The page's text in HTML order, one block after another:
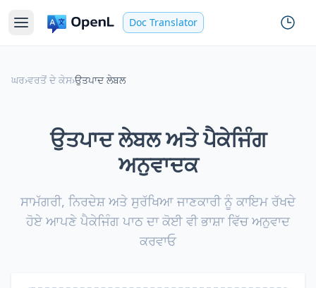
Doc Translator
ਘਰ›ਵਰਤੋਂ ਦੇ ਕੇਸ›ਉਤਪਾਦ ਲੇਬਲ
ਉਤਪਾਦ ਲੇਬਲ ਅਤੇ ਪੈਕੇਜਿੰਗ
ਅਨੁਵਾਦਕ
ਸਾਮੱਗਰੀ, ਨਿਰਦੇਸ਼ ਅਤੇ ਸੁਰੱਖਿਆ ਜਾਣਕਾਰੀ ਨੂੰ ਕਾਇਮ ਰੱਖਦੇ
ਹੋਏ ਆਪਣੇ ਪੈਕੇਜਿੰਗ ਪਾਠ ਦਾ ਕੋਈ ਵੀ ਭਾਸ਼ਾ ਵਿੱਚ ਅਨੁਵਾਦ
ਕਰਵਾਓ